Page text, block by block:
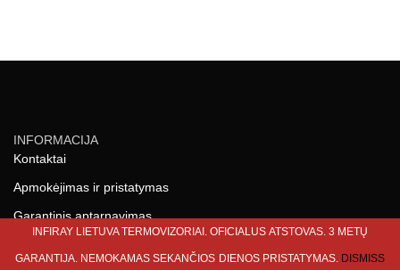
INFORMACIJA
Kontaktai
Apmokėjimas ir pristatymas
Garantinis aptarnavimas
INFIRAY LIETUVA TERMOVIZORIAI. OFICIALUS ATSTOVAS. 3 METŲ
GARANTIJA. NEMOKAMAS SEKANČIOS DIENOS PRISTATYMAS. DISMISS